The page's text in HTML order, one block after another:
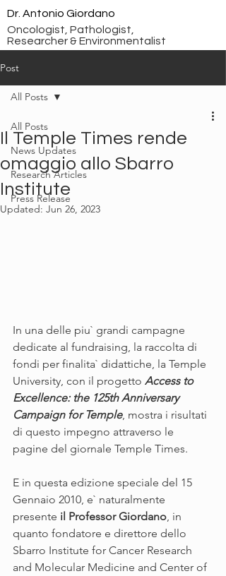
Dr. Antonio Giordano
Oncologist, Pathologist,
Researcher & Environmentalist
Post
All Posts
News Updates
Research Articles
Press Release
All Posts
Il Temple Times rende
omaggio allo Sbarro
Institute
Updated: Jun 26, 2023
In una delle piu` grandi campagne
dedicate al fundraising, la raccolta di
fondi per finalita` didattiche, la Temple
University, con il progetto Access to
Excellence: the 125th Anniversary
Campaign for Temple, mostra i risultati
di questo impegno attraverso le
pagine del giornale Temple Times.
E in questa edizione speciale del 15
Gennaio 2010, e` naturalmente
presente il Professor Giordano , in
quanto fondatore e direttore dello
Sbarro Institute for Cancer Research
and Molecular Medicine and Center of